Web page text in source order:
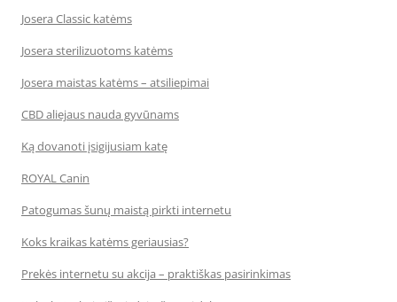
Josera Classic katėms
Josera sterilizuotoms katėms
Josera maistas katėms – atsiliepimai
CBD aliejaus nauda gyvūnams
Ką dovanoti įsigijusiam katę
ROYAL Canin
Patogumas šunų maistą pirkti internetu
Koks kraikas katėms geriausias?
Prekės internetu su akcija – praktiškas pasirinkimas